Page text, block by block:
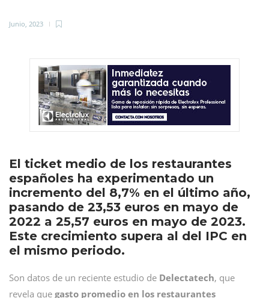
Junio, 2023
El ticket medio de los restaurantes
españoles ha experimentado un
incremento del 8,7% en el último año,
pasando de 23,53 euros en mayo de
2022 a 25,57 euros en mayo de 2023.
Este crecimiento supera al del IPC en
el mismo periodo.
Son datos de un reciente estudio de Delectatech, que
revela que gasto promedio en los restaurantes